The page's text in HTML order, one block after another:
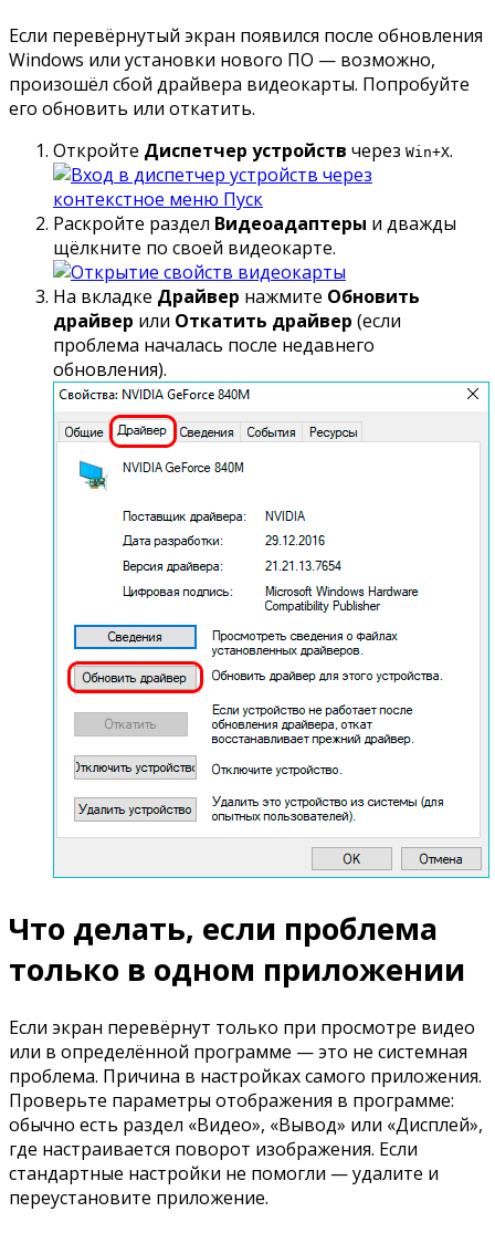
Если перевёрнутый экран появился после обновления
Windows или установки нового ПО — возможно,
произошёл сбой драйвера видеокарты. Попробуйте
его обновить или откатить.
Откройте Диспетчер устройств через Win+X.
Раскройте раздел Видеоадаптеры и дважды
щёлкните по своей видеокарте.
На вкладке Драйвер нажмите Обновить
драйвер или Откатить драйвер (если
проблема началась после недавнего
обновления).
Что делать, если проблема
только в одном приложении
Если экран перевёрнут только при просмотре видео
или в определённой программе — это не системная
проблема. Причина в настройках самого приложения.
Проверьте параметры отображения в программе:
обычно есть раздел «Видео», «Вывод» или «Дисплей»,
где настраивается поворот изображения. Если
стандартные настройки не помогли — удалите и
переустановите приложение.